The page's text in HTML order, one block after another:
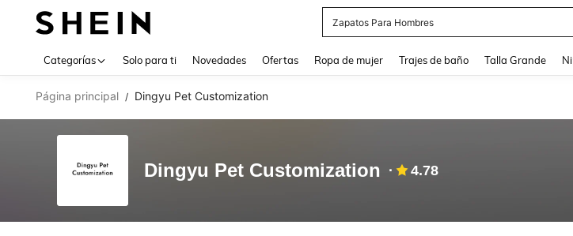
Zapatos Para Hombres
Categorías Solo para ti Novedades Ofertas Ropa de mujer Trajes de baño Talla Grande
Página principal / Dingyu Pet Customization
Dingyu Pet Customization 4.78